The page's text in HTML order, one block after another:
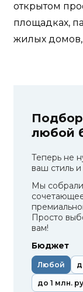
открытом
площадках,
жилых
любой
Теперь не
ваш стиль
Мы
Просто
вам!
Бюджет
Любой
до 1 млн.